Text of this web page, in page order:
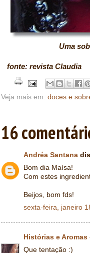
Uma sobremesa
fonte: revista Claudia
Veja mais em: doces e
16
Andréa Santana
Bom dia Maísa!
Com estes
Beijos, bom fds!
sexta-feira, janeiro
Histórias e Aromas
Que tentação :)